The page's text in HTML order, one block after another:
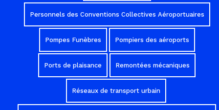
Personnels des Conventions Collectives Aéroportuaires
Pompes Funèbres Pompiers des aéroports
Ports de plaisance Remontées mécaniques
Réseaux de transport urbain